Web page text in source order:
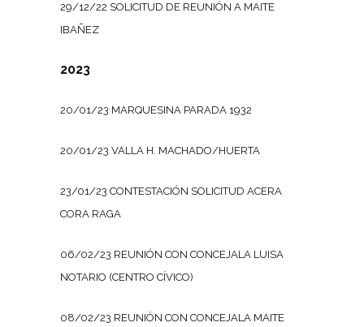
29/12/22 SOLICITUD DE REUNIÓN A MAITE
IBAÑEZ
2023
20/01/23 MARQUESINA PARADA 1932
20/01/23 VALLA H. MACHADO/HUERTA
23/01/23 CONTESTACIÓN SOLICITUD ACERA
CORA RAGA
06/02/23 REUNIÓN CON CONCEJALA LUISA
NOTARIO (CENTRO CÍVICO)
08/02/23 REUNIÓN CON CONCEJALA MAITE